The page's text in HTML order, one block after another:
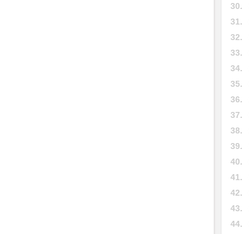
30.
31.
32.
33.
34.
35.
36.
37.
38.
39.
40.
41.
42.
43.
44.